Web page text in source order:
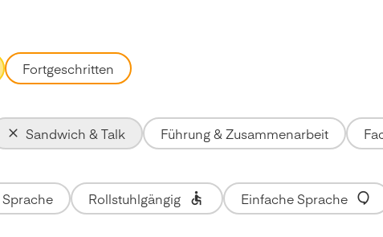
Fortgeschritten
Sandwich & Talk Führung & Zusammenarbeit
Rollstuhlgängig Einfache Sprache